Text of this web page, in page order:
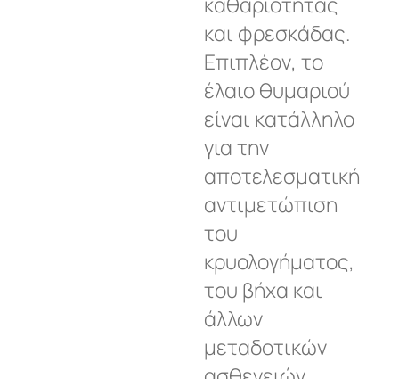
και φρεσκάδας.
Επιπλέον, το
έλαιο θυμαριού
είναι κατάλληλο
για την
αποτελεσματική
αντιμετώπιση
του
κρυολογήματος,
του βήχα και
άλλων
μεταδοτικών